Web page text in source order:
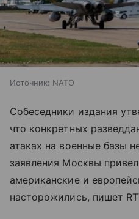
Источник: NATO
Собеседники издания
что конкретных
атаках на военные базы
заявления Москвы
американские и
насторожились, пишет